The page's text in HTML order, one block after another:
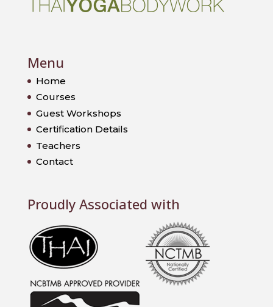
Menu
Home
Courses
Guest Workshops
Certification Details
Teachers
Contact
Proudly Associated with